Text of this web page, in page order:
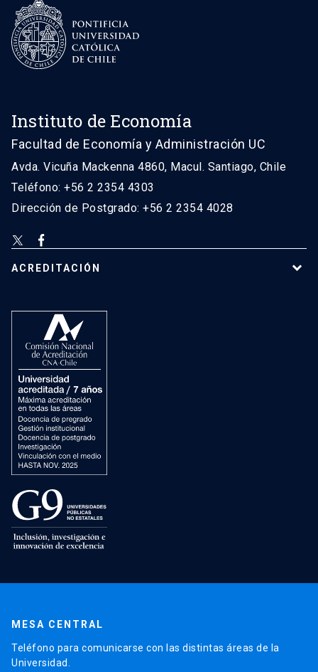
Instituto de Economía
Facultad de Economía y Administración UC
Avda. Vicuña Mackenna 4860, Macul. Santiago, Chile
Teléfono: +56 2 2354 4303
Dirección de Postgrado: +56 2 2354 4028
ACREDITACIÓN
MESA CENTRAL
Teléfono para comunicarse con las distintas áreas de la
Universidad.